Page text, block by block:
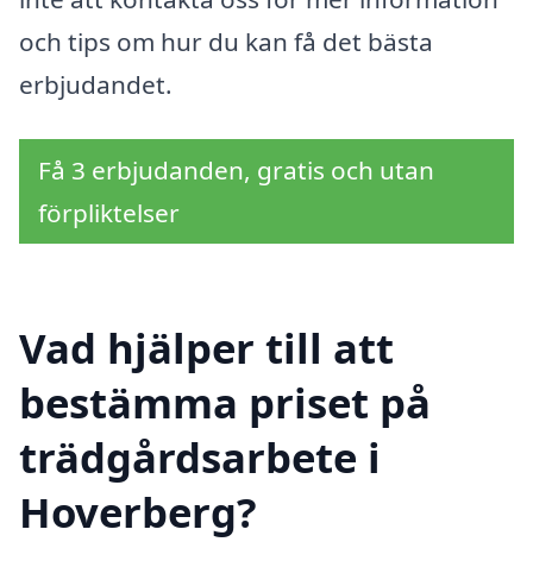
och tips om hur du kan få det bästa
erbjudandet.
Få 3 erbjudanden, gratis och utan
förpliktelser
Vad hjälper till att
bestämma priset på
trädgårdsarbete i
Hoverberg?